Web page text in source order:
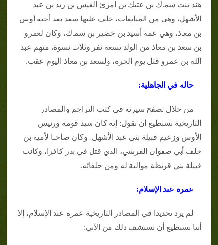
هند بنت سماك بن عتيك بن امرئ القيس بن زيد بن عبد
الأشهل، وهي من المبايعات، خلف عليها سعد بعد أخيه أوس
بن معاذ، وهي عمة أسيد بن خضير بن سماك، وكان لعمرو
بن سعد بن معاذ من الولد تسعة نفر وثلاث نسوة، منهم عبد
الله بن عمرو قتل يوم الحرة، ولسعد بن معاذ اليوم عقب.
حاله في الجاهلية:
من خلال تصفح سيرته في كتب التراجم والمصادر
التاريخية نستطيع أن نقول: إنه كان سيد قومه ورئيس
الأوس وزعيم قبيلة بني عبد الأشهل، وكان صاحبا لأمية بن
خلف أبي صفوان القرشي، الذي قتل في بدر كافرا، وكانت
قبيلة بني قريظة موالية له ومن حلفائه.
عمره عند الإسلام:
لم يرد تحديدا في المصادر التاريخية عمره عند الإسلام، إلا
أننا نستطيع أن نستشف ذلك من الآتي: